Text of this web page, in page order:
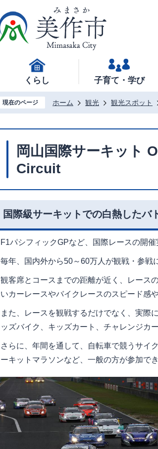
くらし 子育て・学び
現在のページ ホーム 観光 観光スポット
岡山国際サーキット
Circuit
国際級サーキットでの白熱したバ
F1パシフィックGPなど、国際レースの開
毎年、国内外から50～60万人が観戦・参戦
観客席とコースまでの距離が近く、レース
いカーレースやバイクレースのスピード感
また、レースを観戦するだけでなく、実際
ッズバイク、キッズカート、チャレンジカ
さらに、年間を通して、自転車で競うサイ
ーキットマラソンなど、一般の方が参加で